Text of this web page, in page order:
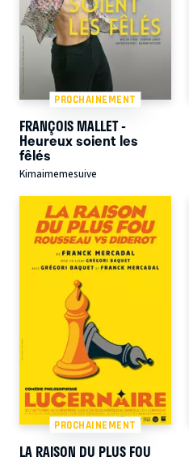
PROCHAINEMENT
FRANÇOIS MALLET -
Heureux soient les
fêlés
Kimaimemesuive
PROCHAINEMENT
LA RAISON DU PLUS FOU